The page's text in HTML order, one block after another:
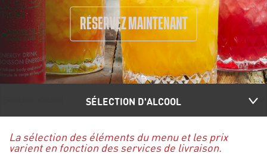
RÉSERVEZ MAINTENANT
SÉLECTION D'ALCOOL
La sélection des éléments du menu et les prix
varient en fonction des services de livraison.